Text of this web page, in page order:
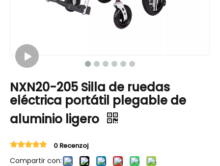
NXN20-205 Silla de ruedas
eléctrica portátil plegable de
aluminio ligero
0 Recenzoj
Compartir con: